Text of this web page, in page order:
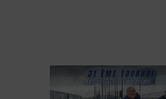
MEDIAS
CONTACT